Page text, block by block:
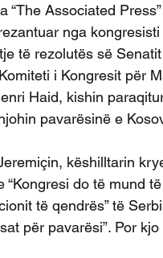
“The Associated
nga
të rezolutës së
i Kongresit për
Haid, kishin
pavarësinë e
këshilltarin
“Kongresi do të mund
të qendrës” të
për pavarësi”. Por